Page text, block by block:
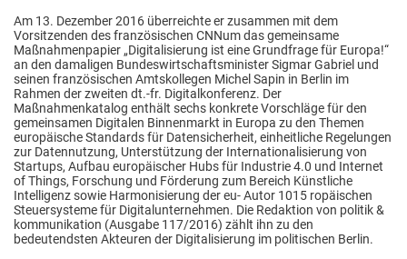
Am 13. Dezember 2016 überreichte er zusammen mit dem
Vorsitzenden des französischen CNNum das gemeinsame
Maßnahmenpapier „Digitalisierung ist eine Grundfrage für Europa!“
an den damaligen Bundeswirtschaftsminister Sigmar Gabriel und
seinen französischen Amtskollegen Michel Sapin in Berlin im
Rahmen der zweiten dt.-fr. Digitalkonferenz. Der
Maßnahmenkatalog enthält sechs konkrete Vorschläge für den
gemeinsamen Digitalen Binnenmarkt in Europa zu den Themen
europäische Standards für Datensicherheit, einheitliche Regelungen
zur Datennutzung, Unterstützung der Internationalisierung von
Startups, Aufbau europäischer Hubs für Industrie 4.0 und Internet
of Things, Forschung und Förderung zum Bereich Künstliche
Intelligenz sowie Harmonisierung der eu- Autor 1015 ropäischen
Steuersysteme für Digitalunternehmen. Die Redaktion von politik &
kommunikation (Ausgabe 117/2016) zählt ihn zu den
bedeutendsten Akteuren der Digitalisierung im politischen Berlin.